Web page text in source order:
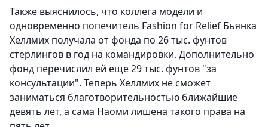
Также выяснилось, что коллега модели и
одновременно попечитель Fashion for Relief Бьянка
Хеллмих получала от фонда по 26 тыс. фунтов
стерлингов в год на командировки. Дополнительно
фонд перечислил ей еще 29 тыс. фунтов "за
консультации". Теперь Хеллмих не сможет
заниматься благотворительностью ближайшие
девять лет, а сама Наоми лишена такого права на